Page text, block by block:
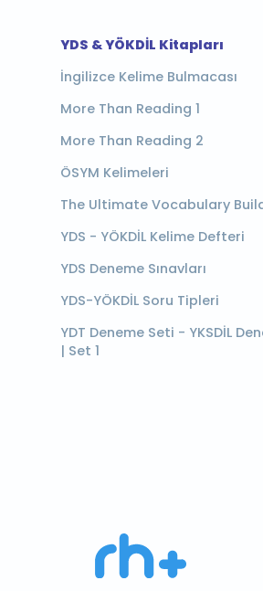
YDS & YÖKDİL Kitapları
İngilizce Kelime Bulmacası
More Than Reading 1
More Than Reading 2
ÖSYM Kelimeleri
The Ultimate Vocabulary
YDS - YÖKDİL Kelime Defteri
YDS Deneme Sınavları
YDS-YÖKDİL Soru Tipleri
YDT Deneme Seti - YKSDİL
| Set 1